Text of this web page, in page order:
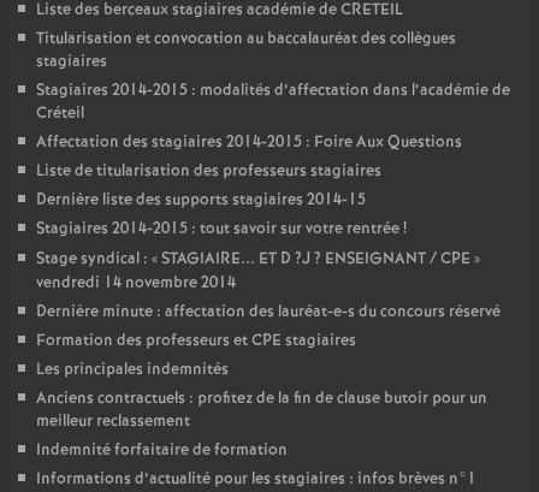
Liste des berceaux stagiaires académie deCRETEIL
Titularisation et convocation au baccalauréat des collègues
stagiaires
Stagiaires 2014-2015 : modalités d’affectation dans l’académie de
Créteil
Affectation des stagiaires 2014-2015 : Foire Aux Questions
Liste de titularisation des professeurs stagiaires
Dernière liste des supports stagiaires 2014-15
Stagiaires 2014-2015 : tout savoir sur votre rentrée!
Stage syndical : «STAGIAIRE... ET D ?J ? ENSEIGNANT/CPE »
vendredi 14 novembre 2014
Dernière minute : affectation des lauréat-e-s du concours réservé
Formation des professeurs etCPE stagiaires
Les principales indemnités
Anciens contractuels : profitez de la fin de clause butoir pour un
meilleur reclassement
Indemnité forfaitaire de formation
Informations d’actualité pour les stagiaires : infos brèves n°1